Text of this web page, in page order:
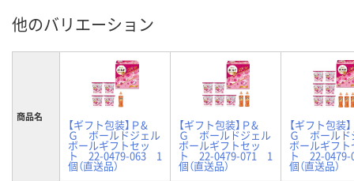
他のバリエーション
商品名
【ギフト包装】Ｐ&
Ｇ ボールドジェル
ボールギフトセッ
ト 22-0479-063 1
個（直送品）
【ギフト包装】Ｐ&
Ｇ ボールドジェル
ボールギフトセッ
ト 22-0479-071 1
個（直送品）
【ギフト包装
Ｇ ボールド
ボールギフト
ト 22-
個（直送品）